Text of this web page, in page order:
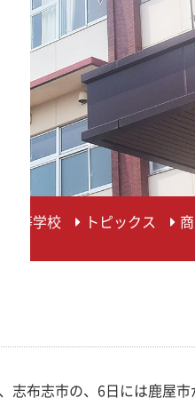
高等学校 トピックス
志布志市の、6日には鹿屋